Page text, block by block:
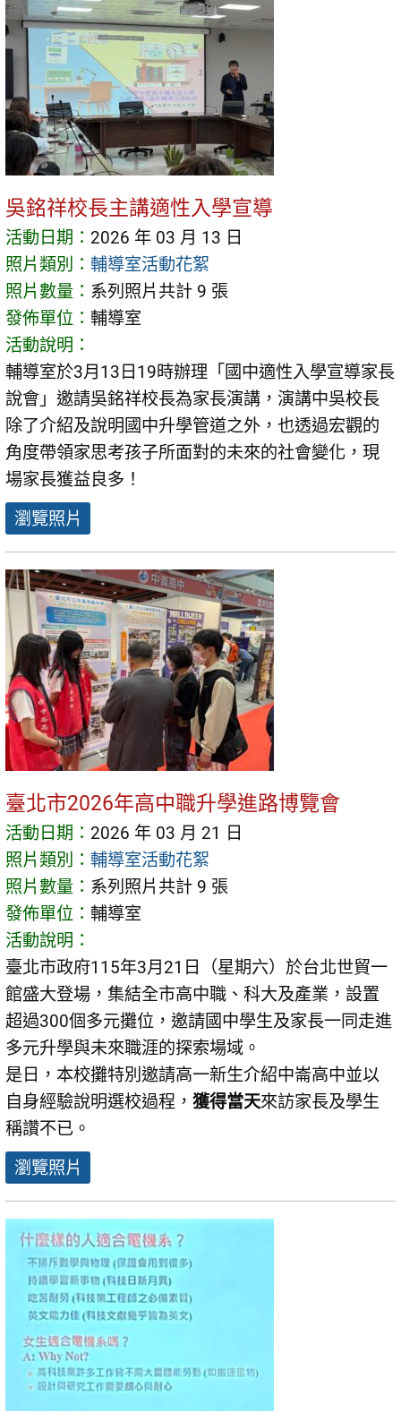
吳銘祥校長主講適性入學宣導
活動日期： 2026 年 03 月 13 日
照片類別： 輔導室活動花絮
照片數量： 系列照片共計 9 張
發佈單位： 輔導室
活動說明：
輔導室於3月13日19時辦理「國中適性入學宣導家長
說會」邀請吳銘祥校長為家長演講，演講中吳校長
除了介紹及說明國中升學管道之外，也透過宏觀的
角度帶領家思考孩子所面對的未來的社會變化，現
場家長獲益良多！
瀏覽照片
臺北市2026年高中職升學進路博覽會
活動日期： 2026 年 03 月 21 日
照片類別： 輔導室活動花絮
照片數量： 系列照片共計 9 張
發佈單位： 輔導室
活動說明：
臺北市政府115年3月21日（星期六）於台北世貿一
館盛大登場，集結全市高中職、科大及產業，設置
超過300個多元攤位，邀請國中學生及家長一同走進
多元升學與未來職涯的探索場域。
是日，本校攤特別邀請高一新生介紹中崙高中並以
自身經驗說明選校過程， 獲得當天來訪家長及學生
稱讚不已。
瀏覽照片